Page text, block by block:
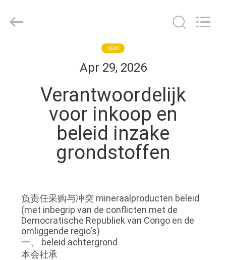
PRODUCTEN
ONGEVEER
FABRIEKSREIS
KWALITEITSCONTROLE
CONTACTEER
ONS
Co.,Ltd..
NEWS
Apr 29, 2026
Verantwoordelijk
voor inkoop en
beleid inzake
grondstoffen
负责任采购与冲突 mineraalproducten beleid
(met inbegrip van de conflicten met de
Democratische Republiek van Congo en de
omliggende regio's)
一、 beleid achtergrond
本会社承